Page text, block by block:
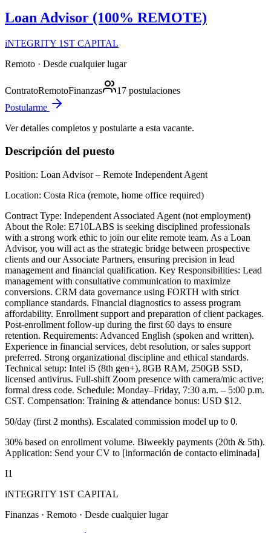
Loan Advisor (100% REMOTE)
iNTEGRITY 1ST CAPITAL
Remoto · Desde cualquier lugar
ContratoRemotoFinanzas 17 postulaciones
Postularme
Ver detalles completos y postularte a esta vacante.
Descripción del puesto
Position: Loan Advisor – Remote Independent Agent
Location: Costa Rica (remote, home office required)
Contract Type: Independent Associated Agent (not employment)
About the Role: E710LABS is seeking disciplined professionals
with a strong work ethic to join our elite remote team. As a Loan
Advisor, you will act as the strategic bridge between prospective
clients and our Associate Partners, ensuring precision in lead
management and financial qualification. Key Responsibilities: Lead
management with consultative communication to maximize
conversions. CRM data governance using FORTH with strict
compliance standards. Financial diagnostics to assess program
affordability. Enrollment support and preparation of client packages.
Post-enrollment follow-up during the first 60 days to ensure
retention. Requirements: Advanced English (spoken and written).
Experience in financial services, debt resolution, or sales support
preferred. Strong organizational discipline and ethical standards.
Technical setup: Intel i5 (8th gen+), 8GB RAM, 250GB SSD,
licensed antivirus. Full-shift Zoom presence with camera/mic active;
formal dress code. Schedule: Monday–Friday, 7:30 a.m. – 5:00 p.m.
CST. Compensation: Training & attendance bonus: USD $12.
50/day (first 2 months). Escalated commission model up to 0.
30% based on enrollment volume. Biweekly payments (20th & 5th).
Application: Send your CV to [información de contacto eliminada]
I1
iNTEGRITY 1ST CAPITAL
Finanzas · Remoto · Desde cualquier lugar